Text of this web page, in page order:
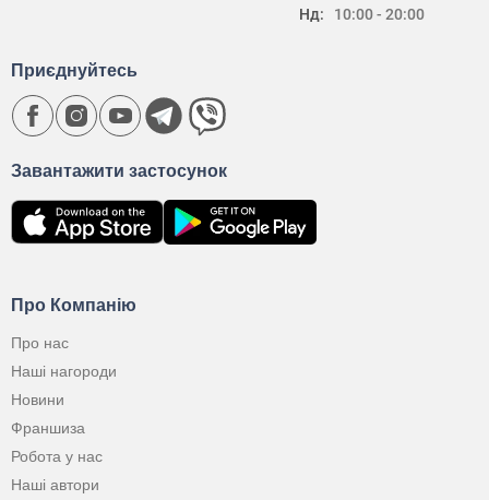
Нд:
10:00 - 20:00
Про Компанію
Про нас
Наші нагороди
Новини
Франшиза
Робота у нас
Наші автори
Завантажити застосунок
Приєднуйтесь